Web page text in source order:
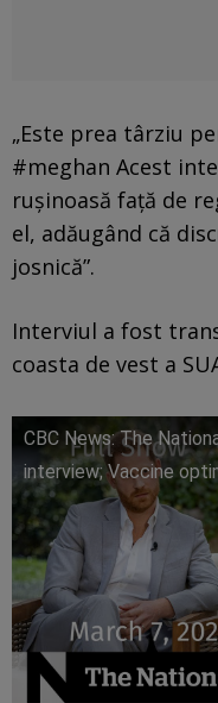
„Este prea târziu
#meghan Acest
ruşinoasă faţă de
el, adăugând că
josnică”.
Interviul a fost
coasta de vest a
CBC News: The
interview; Vaccine